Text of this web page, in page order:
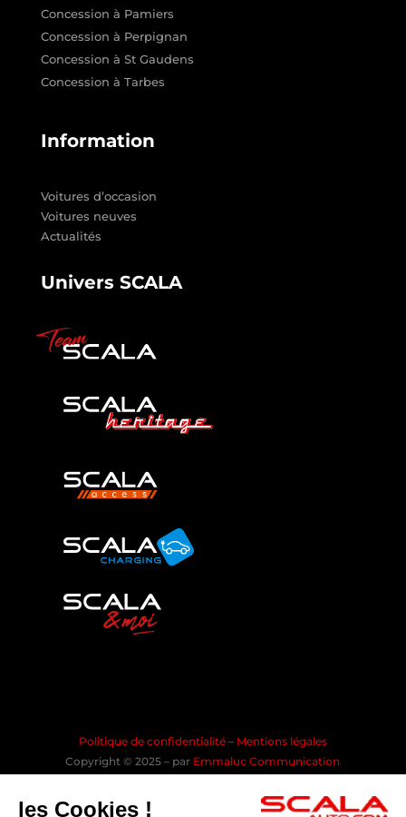
Concession à Pamiers
Concession à Perpignan
Concession à St Gaudens
Concession à Tarbes
Information
Voitures d’occasion
Voitures neuves
Actualités
Univers SCALA
Politique de confidentialité – Mentions légales
Copyright © 2025 – par Emmaluc Communication
les Cookies !